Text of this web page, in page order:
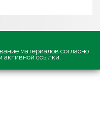
материалов согласно
активной ссылки.